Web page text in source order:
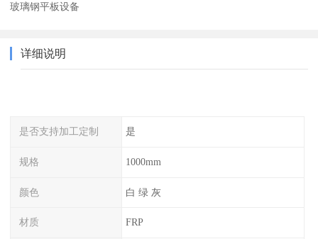
玻璃钢平板设备
详细说明
是否支持加工定制 是
规格 1000mm
颜色 白 绿 灰
材质 FRP